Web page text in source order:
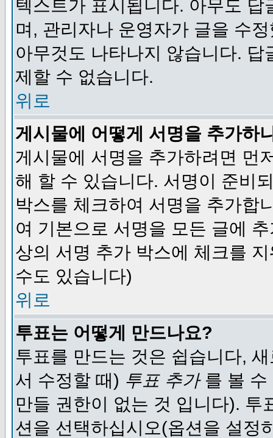
텍스트가 표시됩니다. 아무도
며, 관리자나 운영자가 글을 수
아무것도 나타나지 않습니다.
제할 수 없습니다.
위로
게시물에 어떻게 서명을 추가하
게시물에 서명을 추가하려면 먼
해 할 수 있습니다. 서명이 준비
박스를 체크하여 서명을 추가합
여 기본으로 서명을 모든 글에
상의 서명 추가 박스에 체크를
수도 있습니다)
위로
투표는 어떻게 만드나요?
투표를 만드는 것은 쉽습니다,
서 수정할 때) 투표 추가를 볼 수
만들 권한이 없는 것 입니다).
션을 선택하십시오(옵션을 설정